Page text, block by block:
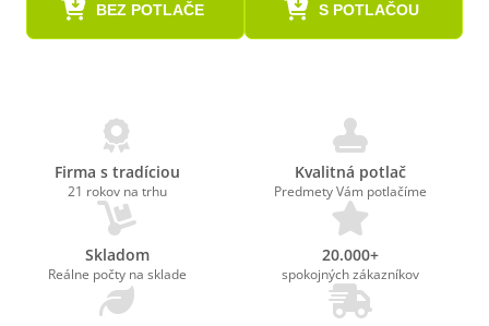
BEZ POTLAČE S POTLAČOU
Firma s tradíciou
21 rokov na trhu
Kvalitná potlač
Predmety Vám potlačíme
Skladom
Reálne počty na sklade
20.000+
spokojných zákazníkov